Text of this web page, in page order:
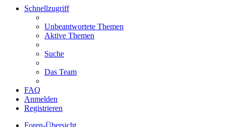
Schnellzugriff
Unbeantwortete Themen
Aktive Themen
Suche
Das Team
FAQ
Anmelden
Registrieren